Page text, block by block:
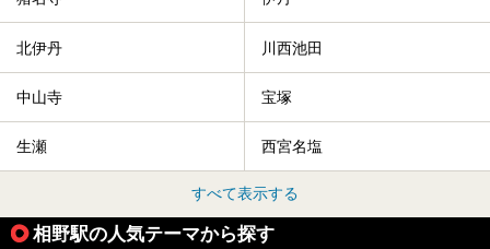
北伊丹 川西池田
中山寺 宝塚
生瀬 西宮名塩
すべて表示する
相野駅の人気テーマから探す